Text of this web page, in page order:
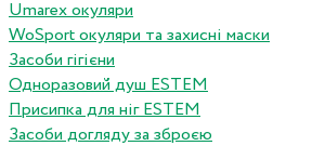
Umarex окуляри
WoSport окуляри та захисні маски
Засоби гігієни
Одноразовий душ ESTEM
Присипка для ніг ESTEM
Засоби догляду за зброєю